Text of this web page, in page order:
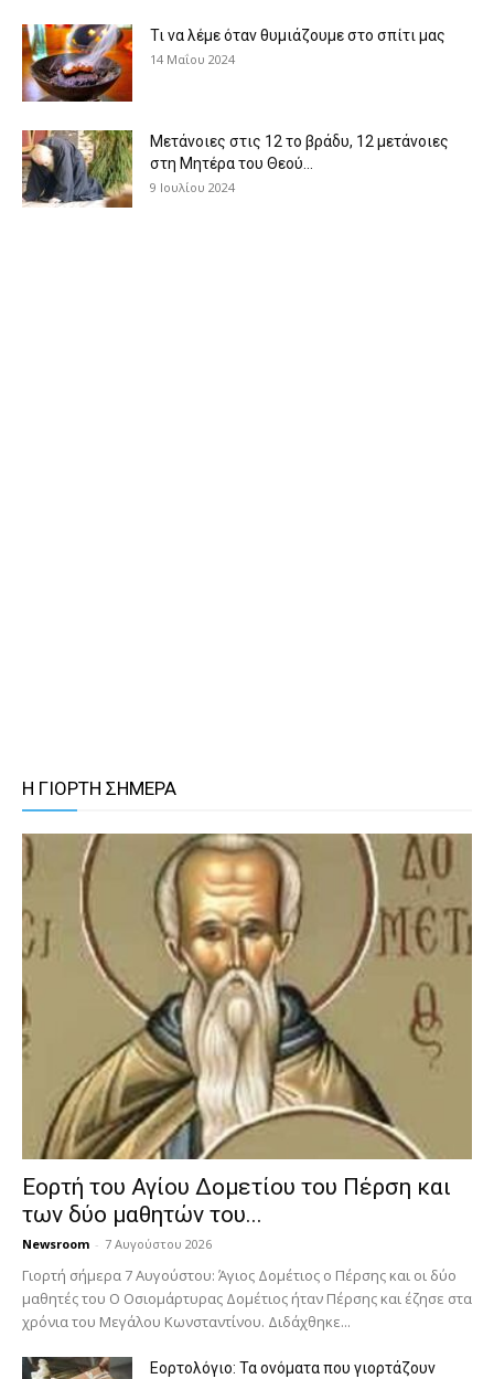
Τι να λέμε όταν θυμιάζουμε στο σπίτι μας
14 Μαΐου 2024
Μετάνοιες στις 12 το βράδυ, 12 μετάνοιες
στη Μητέρα του Θεού...
9 Ιουλίου 2024
Η ΓΙΟΡΤΗ ΣΗΜΕΡΑ
Εορτή του Αγίου Δομετίου του Πέρση και
των δύο μαθητών του...
Newsroom - 7 Αυγούστου 2026
Γιορτή σήμερα 7 Αυγούστου: Άγιος Δομέτιος ο Πέρσης και οι δύο
μαθητές του Ο Oσιομάρτυρας Δομέτιος ήταν Πέρσης και έζησε στα
χρόνια του Μεγάλου Κωνσταντίνου. Διδάχθηκε...
Εορτολόγιο: Τα ονόματα που γιορτάζουν